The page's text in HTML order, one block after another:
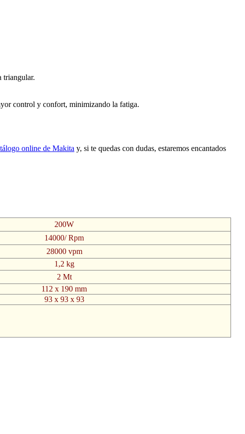
triangular.
control y confort, minimizando la fatiga.
online de Makita y, si te quedas con dudas, estaremos encantados
200W
14000/ Rpm
28000 vpm
1,2 kg
2 Mt
112 x 190 mm
93 x 93 x 93